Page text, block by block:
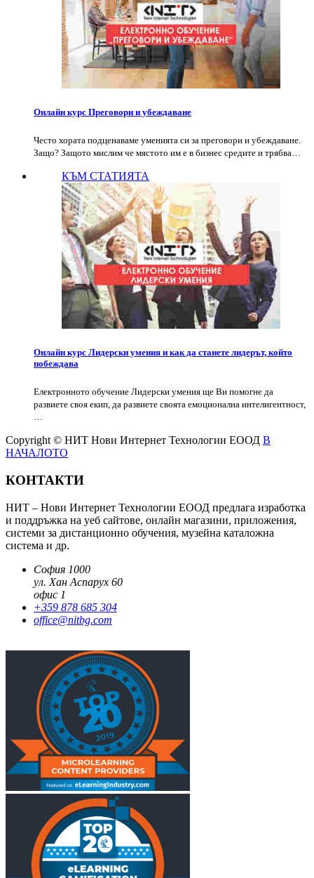
Онлайн курс Преговори и убеждаване
Често хората подценаваме уменията си за преговори и убеждаване.
Защо? Защото мислим че мястото им е в бизнес средите и трябва…
КЪМ СТАТИЯТА
Онлайн курс Лидерски умения и как да станете лидерът, който
побеждава
Електронното обучение Лидерски умения ще Ви помогне да
развиете своя екип, да развиете своята емоционална интелигентност,
…
Copyright © НИТ Нови Интернет Технологии ЕООД В
НАЧАЛОТО
КОНТАКТИ
НИТ – Нови Интернет Технологии ЕООД предлага изработка
и поддръжка на уеб сайтове, онлайн магазини, приложения,
системи за дистанционно обучения, музейна каталожна
система и др.
София 1000
ул. Хан Аспарух 60
офис 1
+359 878 685 304
office@nitbg.com